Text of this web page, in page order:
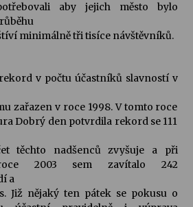
aby jejich město bylo
minimálně tři tisíce návštěvníků.
v počtu účastníků slavností v
zařazen v roce 1998. V tomto roce
Dobrý den potvrdila rekord se 111
těchto nadšenců zvyšuje a při
2003 sem zavítalo 242
a
Již nějaký ten pátek se pokusu o